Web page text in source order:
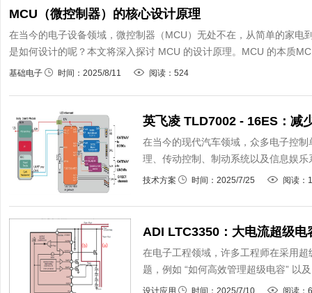
MCU（微控制器）的核心设计原理
在当今的电子设备领域，微控制器（MCU）无处不在，从简单的家
是如何设计的呢？本文将深入探讨 MCU 的设计原理。MCU 的本质
基础电子 时间：2025/8/11 阅读：524
英飞凌 TLD7002 - 16ES：减
在当今的现代汽车领域，众多电子控
理、传动控制、制动系统以及信息娱
技术方案 时间：2025/7/25 阅读：
ADI LTC3350：大电流超级
在电子工程领域，许多工程师在采用
题，例如 “如何高效管理超级电容” 以
设计应用 时间：2025/7/10 阅读：